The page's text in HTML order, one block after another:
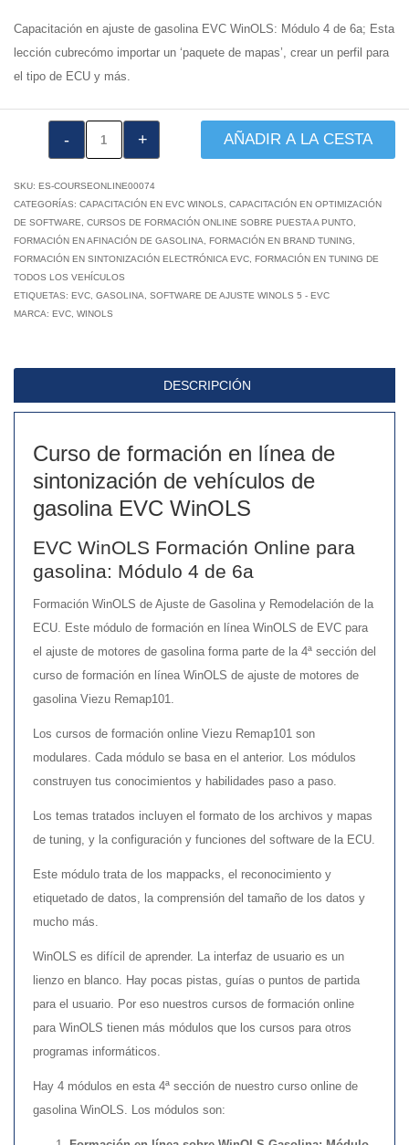
Capacitación en ajuste de gasolina EVC WinOLS: Módulo 4 de 6a; Esta
lección cubrecómo importar un ‘paquete de mapas’, crear un perfil para
el tipo de ECU y más.
Módulo
ajuste
de
WinOLS
de
EVC
de
cantidad
AÑADIR A LA CESTA
SKU: ES-COURSEONLINE00074
CATEGORÍAS: CAPACITACIÓN EN EVC WINOLS, CAPACITACIÓN EN OPTIMIZACIÓN
DE SOFTWARE, CURSOS DE FORMACIÓN ONLINE SOBRE PUESTA A PUNTO,
FORMACIÓN EN AFINACIÓN DE GASOLINA, FORMACIÓN EN BRAND TUNING,
FORMACIÓN EN SINTONIZACIÓN ELECTRÓNICA EVC, FORMACIÓN EN TUNING DE
TODOS LOS VEHÍCULOS
ETIQUETAS: EVC, GASOLINA, SOFTWARE DE AJUSTE WINOLS 5 - EVC
MARCA: EVC, WINOLS
DESCRIPCIÓN
Curso de formación en línea de
sintonización de vehículos de
gasolina EVC WinOLS
EVC WinOLS Formación Online para
gasolina: Módulo 4 de 6a
Formación WinOLS de Ajuste de Gasolina y Remodelación de la
ECU. Este módulo de formación en línea WinOLS de EVC para
el ajuste de motores de gasolina forma parte de la 4ª sección del
curso de formación en línea WinOLS de ajuste de motores de
gasolina Viezu Remap101.
Los cursos de formación online Viezu Remap101 son
modulares. Cada módulo se basa en el anterior. Los módulos
construyen tus conocimientos y habilidades paso a paso.
Los temas tratados incluyen el formato de los archivos y mapas
de tuning, y la configuración y funciones del software de la ECU.
Este módulo trata de los mappacks, el reconocimiento y
etiquetado de datos, la comprensión del tamaño de los datos y
mucho más.
WinOLS es difícil de aprender. La interfaz de usuario es un
lienzo en blanco. Hay pocas pistas, guías o puntos de partida
para el usuario. Por eso nuestros cursos de formación online
para WinOLS tienen más módulos que los cursos para otros
programas informáticos.
Hay 4 módulos en esta 4ª sección de nuestro curso online de
gasolina WinOLS. Los módulos son: